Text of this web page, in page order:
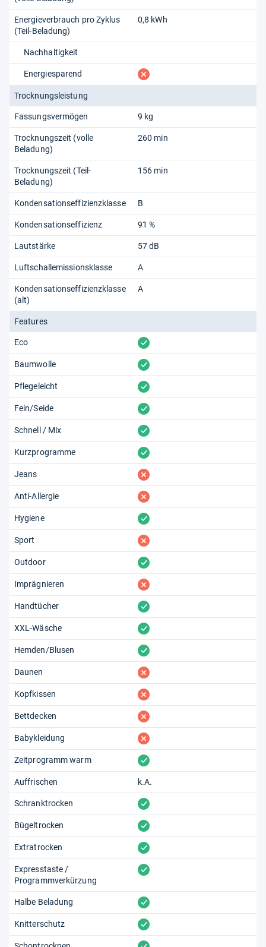
Energieverbrauch pro Zyklus
(Teil-Beladung)
0,8 kWh
Nachhaltigkeit
Energiesparend fehlt
Trocknungsleistung
Fassungsvermögen 9 kg
Trocknungszeit (volle
Beladung)
260 min
Trocknungszeit (Teil-
Beladung)
156 min
Kondensationseffizienzklasse B
Kondensationseffizienz 91 %
Lautstärke 57 dB
Luftschallemissionsklasse A
Kondensationseffizienzklasse
(alt)
A
Features
Eco vorhanden
Baumwolle vorhanden
Pflegeleicht vorhanden
Fein/Seide vorhanden
Schnell / Mix vorhanden
Kurzprogramme vorhanden
Jeans fehlt
Anti-Allergie fehlt
Hygiene vorhanden
Sport fehlt
Outdoor vorhanden
Imprägnieren fehlt
Handtücher vorhanden
XXL-Wäsche vorhanden
Hemden/Blusen vorhanden
Daunen fehlt
Kopfkissen fehlt
Bettdecken fehlt
Babykleidung fehlt
Zeitprogramm warm vorhanden
Auffrischen k.A.
Schranktrocken vorhanden
Bügeltrocken vorhanden
Extratrocken vorhanden
Expresstaste /
Programmverkürzung
vorhanden
Halbe Beladung vorhanden
Knitterschutz vorhanden